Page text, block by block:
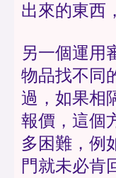
出來的東西
另一個運用
物品找不同
過，如果相
報價，這個
多困難，例
門就未必肯